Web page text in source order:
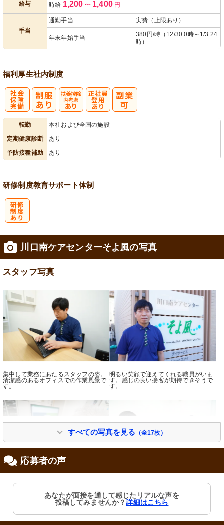
給与 時給 1,200 〜 1,400円
手当
通勤手当 実費（上限あり）
年末年始手当
380円/時（12/30 0時～1/3 24
時）
福利厚生社内制度
転勤
本社および全国の施設
定期健康診断
あり
予防接種補助
あり
研修制度教育サポート体制
川口南ケアセンターそよ風の写真
スタッフ写真
集中して業務にあたるスタッフの姿。
清潔感のあるオフィスでの作業風景で
す。
明るい笑顔で迎えてくれる職員がいま
す。感じの良い接客が期待できそうで
す。
専門的な業務に集中するスタッフの風
景です。コミュニケーションも円滑
明るい笑顔で対話するスタッフは、チ
すべての写真を見る （全17枚）
応募者の声
あなたが面接を通して感じたリアルな声を
投稿してみませんか？詳細はこちら